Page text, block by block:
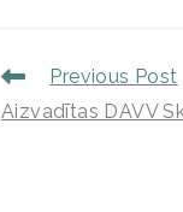
Previous Post
Aizvadītas DAVV